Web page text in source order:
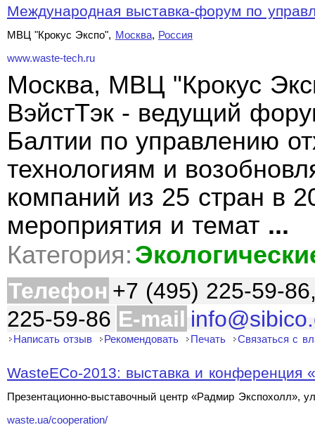
Международная выставка-форум по
МВЦ "Крокус Экспо", Москва, Россия
www.waste-tech.ru
Москва, МВЦ "Крокус
ВэйстТэк - ведущий
Балтии по управлению
технологиям и
компаний из 25 стран в
мероприятия и темат ...
Категория:
Телефон +7 (495) 225-59-
225-59-86 E-mail
Написать отзыв Рекомендовать Печать Связаться с
WasteECo-2013: выставка и конференция
Презентационно-выставочный центр «Радмир Экспохолл»,
waste.ua/cooperation/